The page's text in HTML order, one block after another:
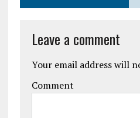
Leave a comment
Your email address will
Comment